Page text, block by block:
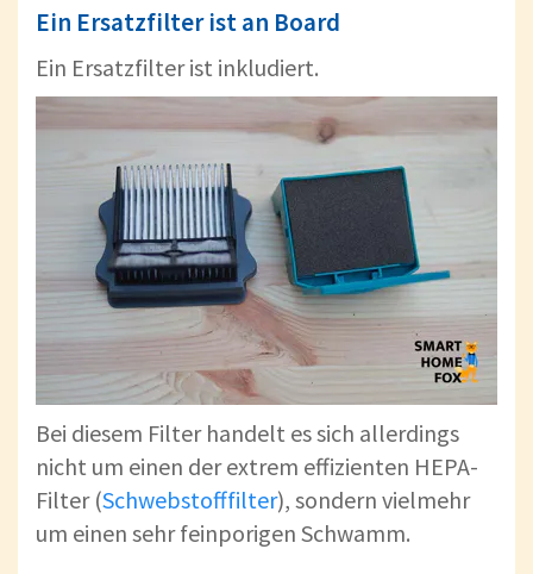
Ein Ersatzfilter ist an Board
Ein Ersatzfilter ist inkludiert.
Bei diesem Filter handelt es sich allerdings
nicht um einen der extrem effizienten HEPA-
Filter (Schwebstofffilter), sondern vielmehr
um einen sehr feinporigen Schwamm.